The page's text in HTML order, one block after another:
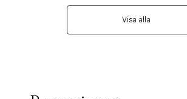
Visa alla